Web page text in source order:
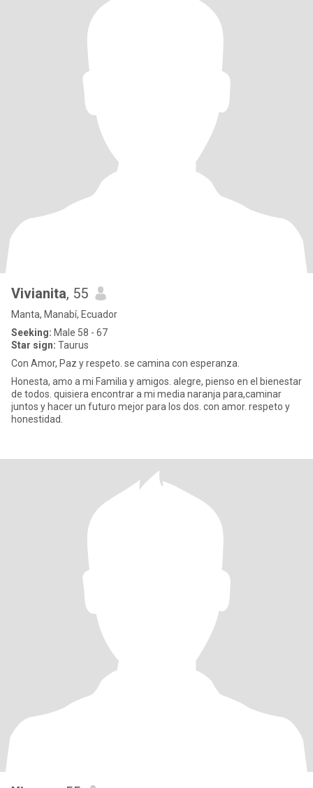
Vivianita, 55
Manta, Manabí, Ecuador
Seeking: Male 58 - 67
Star sign: Taurus
Con Amor, Paz y respeto. se camina con esperanza.
Honesta, amo a mi Familia y amigos. alegre, pienso en el bienestar
de todos. quisiera encontrar a mi media naranja para,caminar
juntos y hacer un futuro mejor para los dos. con amor. respeto y
honestidad.